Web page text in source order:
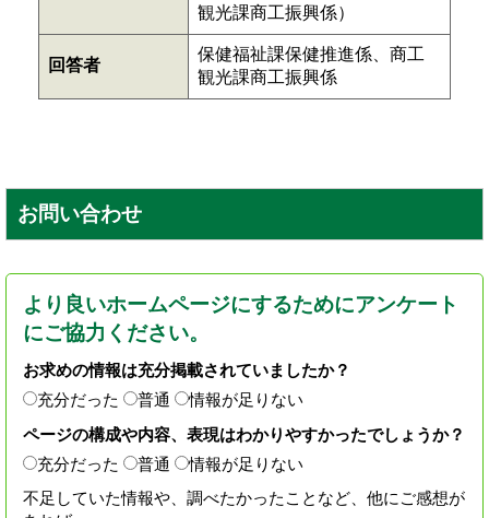
観光課商工振興係）
回答者
保健福祉課保健推進係、商工
観光課商工振興係
お問い合わせ
より良いホームページにするためにアンケート
にご協力ください。
お求めの情報は充分掲載されていましたか？
充分だった
普通
情報が足りない
ページの構成や内容、表現はわかりやすかったでしょうか？
充分だった
普通
情報が足りない
不足していた情報や、調べたかったことなど、他にご感想が